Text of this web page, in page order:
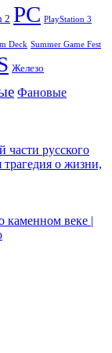
2 PC PlayStation 3
Deck Summer Game Fest
Железо
Фановые
части русского
трагедия о жизни,
каменном веке |